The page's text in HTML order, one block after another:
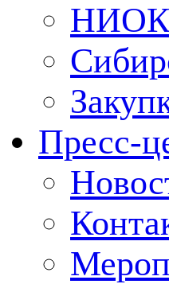
Пресс-